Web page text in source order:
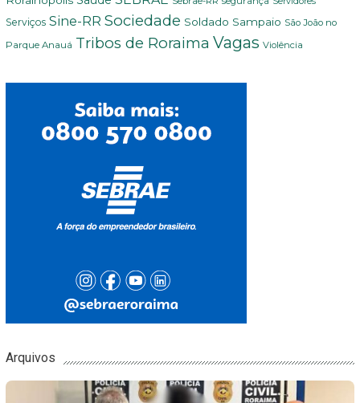
Serviços Sine-RR Sociedade Soldado Sampaio São João no
Parque Anauá Tribos de Roraima Vagas Violência
Arquivos